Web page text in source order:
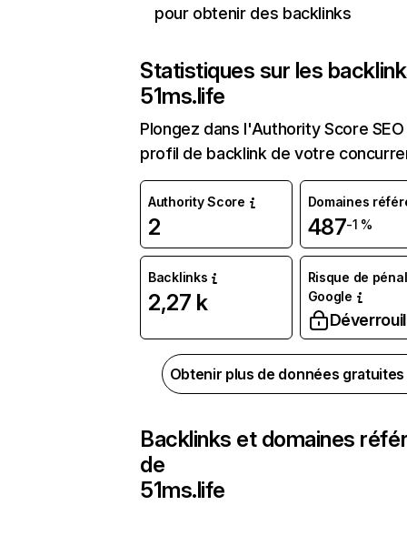
pour obtenir des backlinks
Statistiques sur les
51ms.life
Plongez dans l'Authority Score
profil de backlink de votre
Authority Score
2
Domaines
487-1 %
Backlinks
2,27 k
Risque de
Google
Obtenir plus de données
Backlinks et domaines
de
51ms.life